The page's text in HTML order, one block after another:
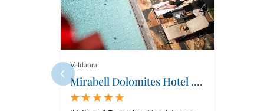
Valdaora
Mirabell Dolomites Hotel . Luxury . Ayurveda & Spa